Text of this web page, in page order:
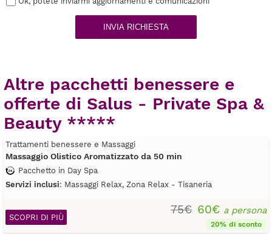
INVIA RICHIESTA
Altre pacchetti benessere e
offerte di Salus - Private Spa &
Beauty *****
Trattamenti benessere e Massaggi
Massaggio Olistico Aromatizzato da 50 min
Pacchetto in Day Spa
Servizi inclusi: Massaggi Relax, Zona Relax - Tisaneria
75€ 60€ a persona
20% di sconto
SCOPRI DI PIÙ